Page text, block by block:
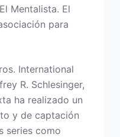
Mentalista. El
para
International
R. Schlesinger,
ha realizado un
y de captación
series como